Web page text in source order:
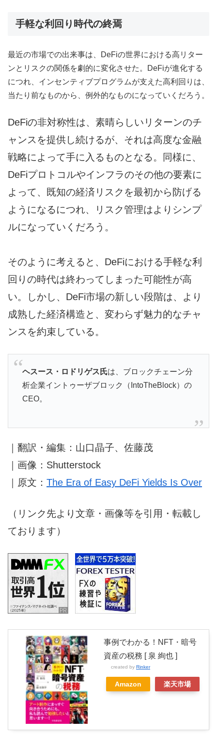
手軽な利回り時代の終焉
最近の市場での出来事は、DeFiの世界における高リター
ンとリスクの関係を劇的に変化させた。DeFiが進化する
につれ、インセンティブプログラムが支えた高利回りは、
当たり前なものから、例外的なものになっていくだろう。
DeFiの非対称性は、素晴らしいリターンのチ
ャンスを提供し続けるが、それは高度な金融
戦略によって手に入るものとなる。同様に、
DeFiプロトコルやインフラのその他の要素に
よって、既知の経済リスクを最初から防げる
ようになるにつれ、リスク管理はよりシンプ
ルになっていくだろう。
そのように考えると、DeFiにおける手軽な利
回りの時代は終わってしまった可能性が高
い。しかし、DeFi市場の新しい段階は、より
成熟した経済構造と、変わらず魅力的なチャ
ンスを約束している。
ヘスース・ロドリゲス氏は、ブロックチェーン分
析企業イントゥーザブロック（IntoTheBlock）の
CEO。
｜翻訳・編集：山口晶子、佐藤茂
｜画像：Shutterstock
｜原文： The Era of Easy DeFi Yields Is Over
（リンク先より文章・画像等を引用・転載し
ております）
事例でわかる！NFT・暗号
資産の税務 [ 泉 絢也 ]
created by Rinker
Amazon 楽天市場